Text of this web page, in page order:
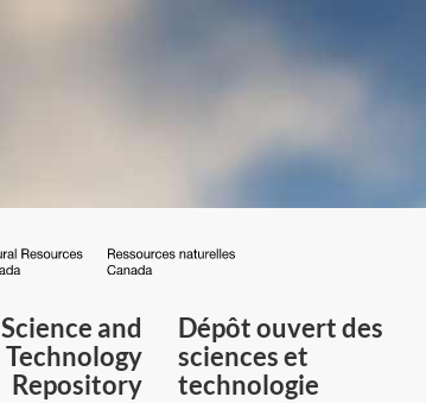
du
Canada
and
Technology
Repository
Dépôt ouvert des
sciences et
technologie